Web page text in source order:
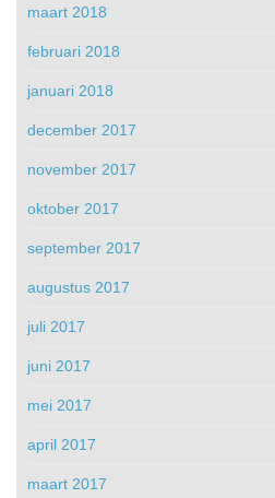
maart 2018
februari 2018
januari 2018
december 2017
november 2017
oktober 2017
september 2017
augustus 2017
juli 2017
juni 2017
mei 2017
april 2017
maart 2017